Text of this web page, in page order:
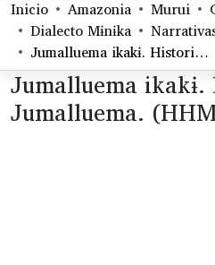
Navegar
Estadísticas
Inicio
Amazonia Murui
Dialecto Mɨnɨka
Jumalluema ikakɨ. Historia de Jumalluema. (HHM03-Amalia)
Jumalluema
Jumalluema.